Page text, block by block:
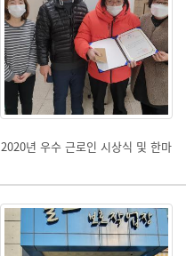
2020년 우수 근로인 시상식 및 한마